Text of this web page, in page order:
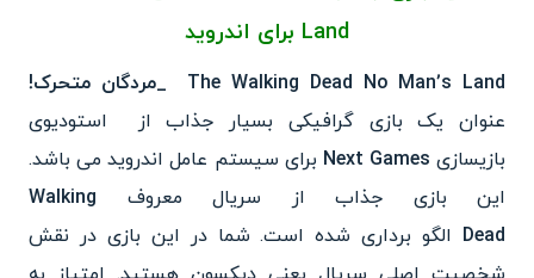
Land برای اندروید
The Walking Dead No Man’s Land
_مردگان متحرک!
عنوان یک بازی گرافیکی بسیار جذاب از استودیوی
بازیسازی Next Games برای سیستم عامل اندروید می باشد.
این بازی جذاب از سریال معروف Walking
Dead الگو برداری شده است. شمادر این بازی در نقش